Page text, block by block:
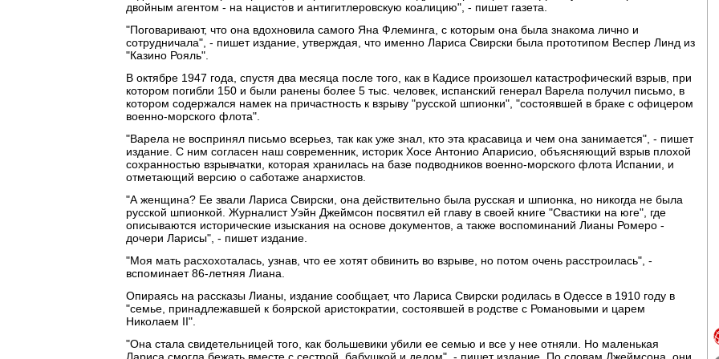
двойным агентом - на нацистов и антигитлеровскую коалицию", - пишет газета.
"Поговаривают, что она вдохновила самого Яна Флеминга, с которым она была знакома лично и
сотрудничала", - пишет издание, утверждая, что именно Лариса Свирски была прототипом Веспер Линд из
"Казино Рояль".
В октябре 1947 года, спустя два месяца после того, как в Кадисе произошел катастрофический взрыв, при
котором погибли 150 и были ранены более 5 тыс. человек, испанский генерал Варела получил письмо, в
котором содержался намек на причастность к взрыву "русской шпионки", "состоявшей в браке с офицером
военно-морского флота".
"Варела не воспринял письмо всерьез, так как уже знал, кто эта красавица и чем она занимается", - пишет
издание. С ним согласен наш современник, историк Хосе Антонио Апарисио, объясняющий взрыв плохой
сохранностью взрывчатки, которая хранилась на базе подводников военно-морского флота Испании, и
отметающий версию о саботаже анархистов.
"А женщина? Ее звали Лариса Свирски, она действительно была русская и шпионка, но никогда не была
русской шпионкой. Журналист Уэйн Джеймсон посвятил ей главу в своей книге "Свастики на юге", где
описываются исторические изыскания на основе документов, а также воспоминаний Лианы Ромеро -
дочери Ларисы", - пишет издание.
"Моя мать расхохоталась, узнав, что ее хотят обвинить во взрыве, но потом очень расстроилась", -
вспоминает 86-летняя Лиана.
Опираясь на рассказы Лианы, издание сообщает, что Лариса Свирски родилась в Одессе в 1910 году в
"семье, принадлежавшей к боярской аристократии, состоявшей в родстве с Романовыми и царем
Николаем II".
"Она стала свидетельницей того, как большевики убили ее семью и все у нее отняли. Но маленькая